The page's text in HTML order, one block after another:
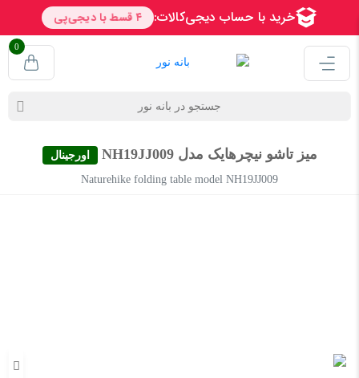
0
میز تاشو نیچرهایک مدل NH19JJ009
اورجینال
Naturehike folding table model NH19JJ009